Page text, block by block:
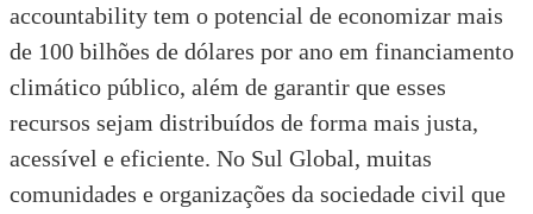
accountability tem o potencial de economizar mais
de 100 bilhões de dólares por ano em financiamento
climático público, além de garantir que esses
recursos sejam distribuídos de forma mais justa,
acessível e eficiente. No Sul Global, muitas
comunidades e organizações da sociedade civil que